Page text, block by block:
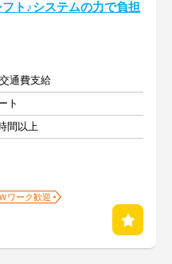
ト♪システムの力で負担
通費支給
ト
間以上
ワーク歓迎